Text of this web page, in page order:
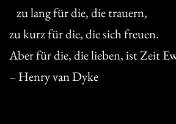
zu lang für die, die trauern,
zu kurz für die, die sich freuen.
Aber für die, die lieben, ist Zeit
– Henry van Dyke